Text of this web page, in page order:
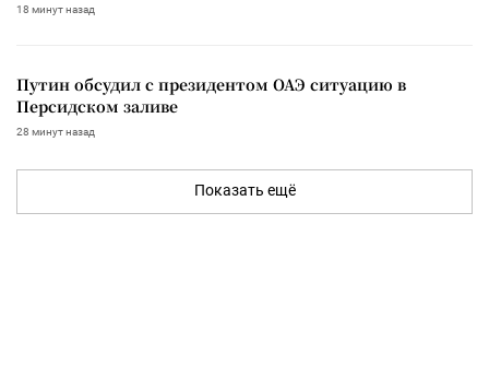
18 минут назад
Путин обсудил с президентом ОАЭ ситуацию в
Персидском заливе
28 минут назад
Показать ещё